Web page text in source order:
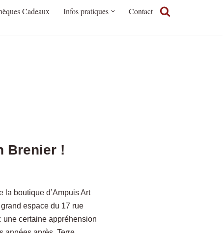
Cadeaux Infos pratiques Contact
Brenier !
la boutique d’Ampuis Art
espace du 17 rue
une certaine appréhension